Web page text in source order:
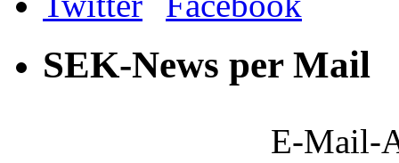
SEK-News per Mail
E-Mail-